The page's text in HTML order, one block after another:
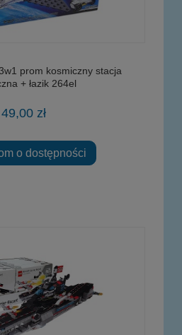
prom kosmiczny stacja
+ łazik 264el
49,00 zł
o dostępności